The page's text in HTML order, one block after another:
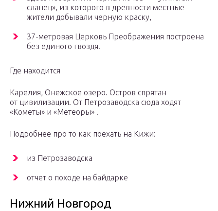
сланец», из которого в древности местные
жители добывали черную краску,
37-метровая Церковь Преображения построена
без единого гвоздя.
Где находится
Карелия, Онежское озеро. Остров спрятан
от цивилизации. От Петрозаводска сюда ходят
«Кометы» и «Метеоры» .
Подробнее про то как поехать на Кижи:
из Петрозаводска
отчет о походе на байдарке
Нижний Новгород